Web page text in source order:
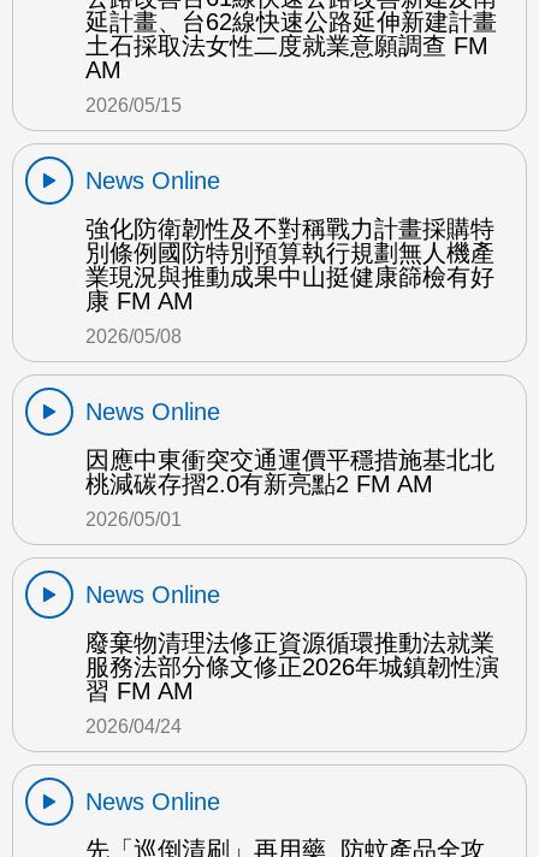
延計畫、台62線快速公路延伸新建計畫
土石採取法女性二度就業意願調查 FM
AM
2026/05/15
News Online
強化防衛韌性及不對稱戰力計畫採購特
別條例國防特別預算執行規劃無人機產
業現況與推動成果中山挺健康篩檢有好
康 FM AM
2026/05/08
News Online
因應中東衝突交通運價平穩措施基北北
桃減碳存摺2.0有新亮點2 FM AM
2026/05/01
News Online
廢棄物清理法修正資源循環推動法就業
服務法部分條文修正2026年城鎮韌性演
習 FM AM
2026/04/24
News Online
先「巡倒清刷」再用藥 防蚊產品全攻